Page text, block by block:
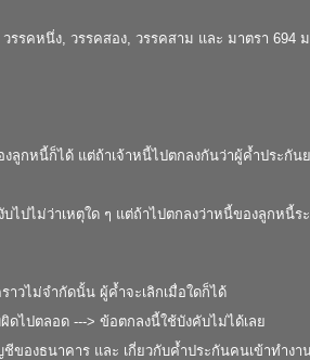
วรรคหนึ่ง, วรรคสอง, วรรคสาม และ มาตรา 694
ลูกหนี้ก็ได้ แต่ถ้าเจ้าหนี้ไปตกลงกันว่าผู้ค้ำประกั
ปไม่ว่าเหตุใด ๆ แต่ถ้าไปตกลงว่าหนี้ของลูกหนี้
วไม่จำกัดนั้น ผู้ค้ำจะเลิกเมื่อใดก็ได้
ดไปตลอด ---> ข้อตกลงนี้ใช้บังคับไม่ได้เลย
ของธนาคาร และ เกี่ยวกับค้ำประกันคนเข้าทำงา